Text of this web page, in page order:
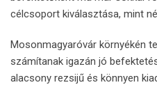
célcsoport kiválasztása, mint
Mosonmagyaróvár környékén
számítanak igazán jó
alacsony rezsijű és könnyen